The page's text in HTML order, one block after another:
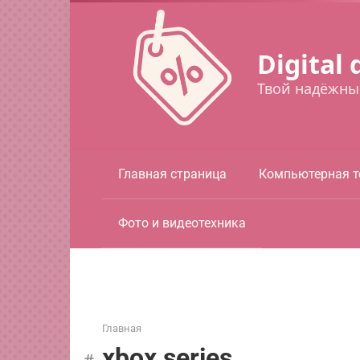
Digital
Твой
Главная страница Компьютерная
Фото и видеотехника
Главная